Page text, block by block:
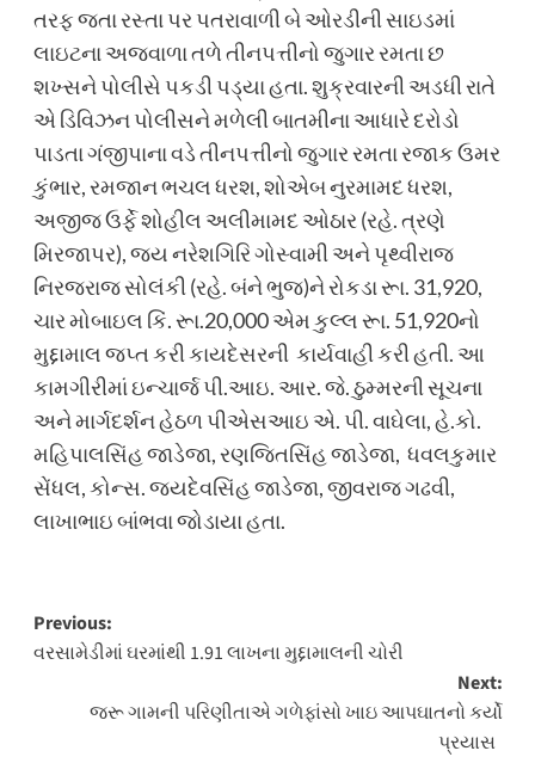
તરફ જતા રસ્તા પર પતરાવાળી બે ઓરડીની સાઇડમાં
લાઇટના અજવાળા તળે તીનપત્તીનો જુગાર રમતા છ
શખ્સને પોલીસે પકડી પડ્યા હતા. શુક્રવારની અડધી રાતે
એ ડિવિઝન પોલીસને મળેલી બાતમીના આધારે દરોડો
પાડતા ગંજીપાના વડે તીનપત્તીનો જુગાર રમતા રજાક ઉમર
કુંભાર, રમજાન ભચલ ધરશ, શોએબ નુરમામદ ધરશ,
અજીજ ઉર્ફે શોહીલ અલીમામદ ઓઠાર (રહે. ત્રણે
મિરજાપર), જય નરેશગિરિ ગોસ્વામી અને પૃથ્વીરાજ
નિરજરાજ સોલંકી (રહે. બંને ભુજ)ને રોકડા રૂા. 31,920,
ચાર મોબાઇલ કિં. રૂા.20,000 એમ કુલ્લ રૂા. 51,920નો
મુદ્દામાલ જપ્ત કરી કાયદેસરની કાર્યવાહી કરી હતી. આ
કામગીરીમાં ઇન્ચાર્જ પી.આઇ. આર. જે. ઠુમ્મરની સૂચના
અને માર્ગદર્શન હેઠળ પીએસઆઇ એ. પી. વાઘેલા, હે.કો.
મહિપાલસિંહ જાડેજા, રણજિતસિંહ જાડેજા, ધવલકુમાર
સેંધલ, કોન્સ. જયદેવસિંહ જાડેજા, જીવરાજ ગઢવી,
લાખાભાઇ બાંભવા જોડાયા હતા.
Post
navigation
Previous:
વરસામેડીમાં ઘરમાંથી 1.91 લાખના મુદ્દામાલની ચોરી
Next:
જરૂ ગામની પરિણીતાએ ગળેફાંસો ખાઇ આપઘાતનો કર્યો
પ્રયાસ